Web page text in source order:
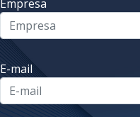
Empresa
E-mail